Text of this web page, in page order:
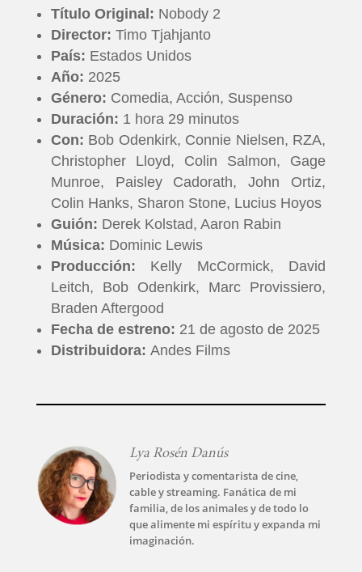
INICIO
PELICULAS
Título Original: Nobody 2
Director: Timo Tjahjanto
País: Estados Unidos
Año: 2025
Género: Comedia, Acción, Suspenso
Duración: 1 hora 29 minutos
Con: Bob Odenkirk, Connie Nielsen, RZA,
Christopher Lloyd, Colin Salmon, Gage
Munroe, Paisley Cadorath, John Ortiz,
Colin Hanks, Sharon Stone, Lucius Hoyos
Guión: Derek Kolstad, Aaron Rabin
Música: Dominic Lewis
Producción: Kelly McCormick, David
Leitch, Bob Odenkirk, Marc Provissiero,
Braden Aftergood
Fecha de estreno: 21 de agosto de 2025
Distribuidora: Andes Films
Lya Rosén Danús
Periodista y comentarista de cine,
cable y streaming. Fanática de mi
familia, de los animales y de todo lo
que alimente mi espíritu y expanda mi
imaginación.